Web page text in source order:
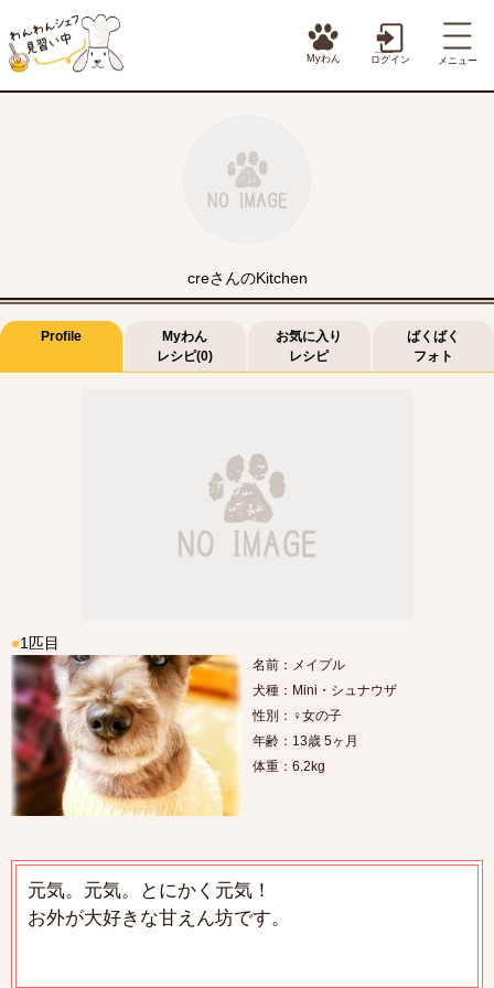
Myわん ログイン メニュー
creさんのKitchen
Profile
Myわん
レシピ(0)
お気に入り
レシピ
ばくばく
フォト
●1匹目
名前：メイプル
犬種：Mini・シュナウザ
性別：♀女の子
年齢：13歳 5ヶ月
体重：6.2kg
元気。元気。とにかく元気！
お外が大好きな甘えん坊です。